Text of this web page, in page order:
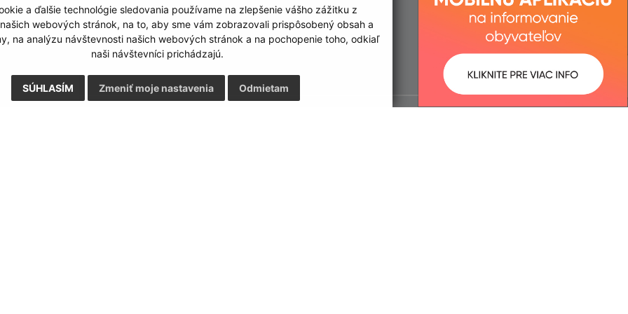
a ďalšie technológie sledovania používame na zlepšenie vášho zážitku z
webových stránok, na to, aby sme vám zobrazovali prispôsobený obsah a
na analýzu návštevnosti našich webových stránok a na pochopenie toho, odkiaľ
naši návštevníci prichádzajú.
SÚHLASÍM Odmietam
Zmeniť moje nastavenia
Google reCaptcha Response
Odoslať správu